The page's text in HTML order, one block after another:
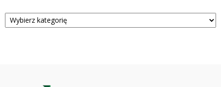
Kategorie